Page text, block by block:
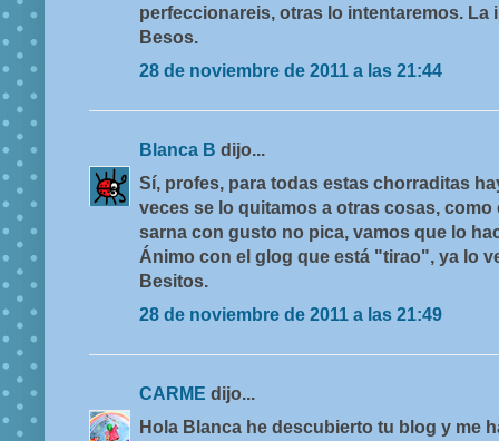
perfeccionareis, otras lo intentaremos. La
Besos.
28 de noviembre de 2011 a las 21:44
Blanca B dijo...
Sí, profes, para todas estas chorraditas
veces se lo quitamos a otras cosas,
sarna con gusto no pica, vamos que lo
Ánimo con el glog que está "tirao", ya lo
Besitos.
28 de noviembre de 2011 a las 21:49
CARME dijo...
Hola Blanca he descubierto tu blog y me